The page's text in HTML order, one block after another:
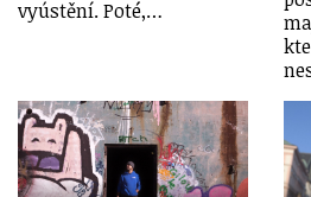
vyústění. Poté,…